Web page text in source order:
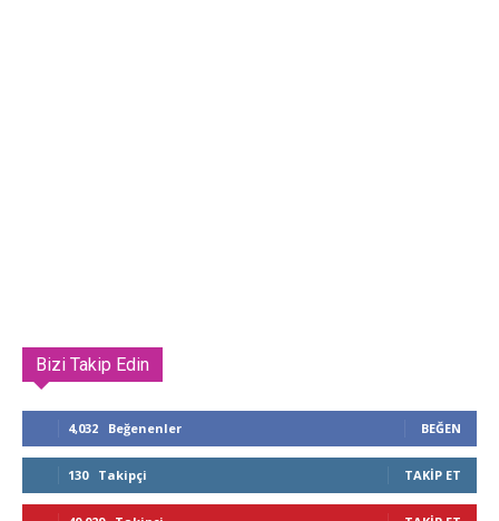
Bizi Takip Edin
4,032 Beğenenler BEĞEN
130 Takipçi TAKIP ET